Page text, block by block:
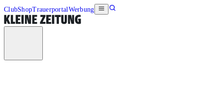
ClubShopTrauerportalWerbung